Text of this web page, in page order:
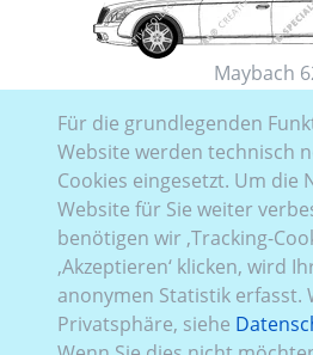
Maybach
Maybach S-
SUV
Für die grundlegenden
Website werden technisch
Cookies eingesetzt. Um die
Website für Sie weiter
benötigen wir ‚Tracking-
‚Akzeptieren‘ klicken, wird
anonymen Statistik erfasst.
Privatsphäre, siehe